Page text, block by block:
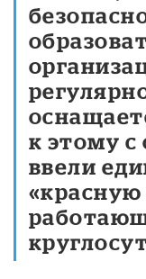
к этому с
ввели
«красную